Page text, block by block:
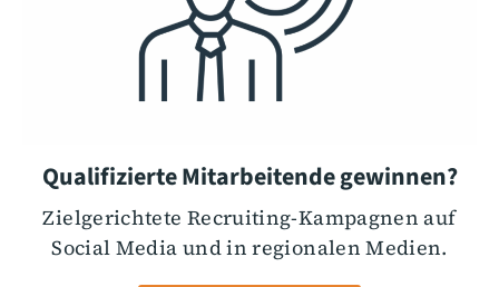
Qualifizierte Mitarbeitende gewinnen?
Zielgerichtete Recruiting-Kampagnen auf
Social Media und in regionalen Medien.